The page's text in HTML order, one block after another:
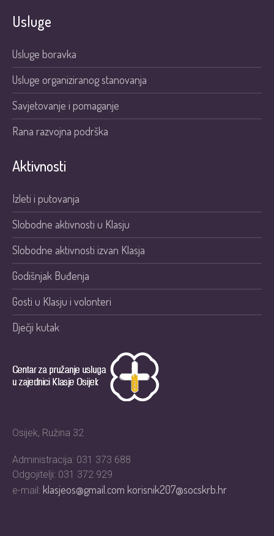
Usluge
Usluge boravka
Usluge organiziranog stanovanja
Savjetovanje i pomaganje
Rana razvojna podrška
Aktivnosti
Izleti i putovanja
Slobodne aktivnosti u Klasju
Slobodne aktivnosti izvan Klasja
Godišnjak Buđenja
Gosti u Klasju i volonteri
Dječji kutak
Osijek, Ružina 32
Administracija: 031 373 688
Odgojitelji: 031 372 929
e-mail: klasjeos@gmail.comkorisnik207@socskrb.hr